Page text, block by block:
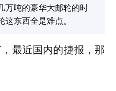
万吨的豪华大邮轮的时
东西全是难点。
最近国内的捷报，那